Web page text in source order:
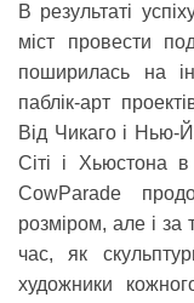
В результаті
міст провести
поширилась на
паблік-арт
Від Чикаго і Нью-
Сіті і Хьюстона
CowParade
розміром, але і за
час, як
художники